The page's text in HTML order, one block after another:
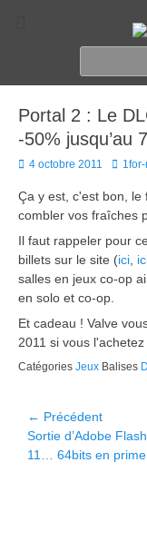
Pour les nymphos
Portal 2 : Le
-50% jusqu’au
Posted
4 octobre 2011 Author
Ça y est, c'est bon, le
combler vos fraîches
Il faut rappeler pour
billets sur le site (ici
salles en jeux co-op
en solo et co-op.
Et cadeau ! Valve
2011 si vous
Catégories Jeux Balises
Navigation
de
l’article
← Précédent
Article
précédent :
Sortie d’Adobe
11… 64bits en prime